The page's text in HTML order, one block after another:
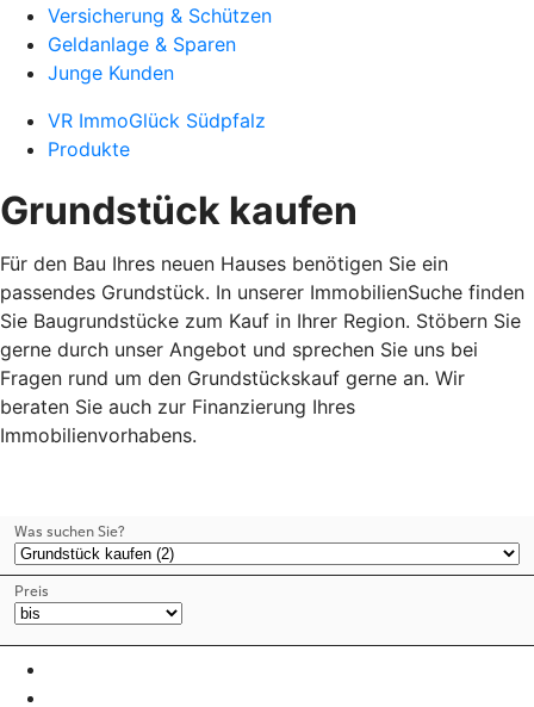
Versicherung & Schützen
Geldanlage & Sparen
Junge Kunden
VR ImmoGlück Südpfalz
Produkte
Grundstück kaufen
Für den Bau Ihres neuen Hauses benötigen Sie ein
passendes Grundstück. In unserer ImmobilienSuche finden
Sie Baugrundstücke zum Kauf in Ihrer Region. Stöbern Sie
gerne durch unser Angebot und sprechen Sie uns bei
Fragen rund um den Grundstückskauf gerne an. Wir
beraten Sie auch zur Finanzierung Ihres
Immobilienvorhabens.